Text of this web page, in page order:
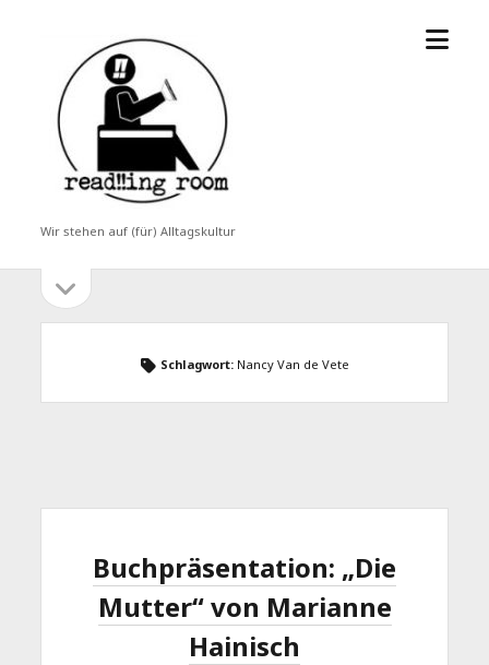
read!!ing
room
Wir stehen auf (für) Alltagskultur
Menü
Seitenleiste
öffnen
Schlagwort: Nancy Van de Vete
Buchpräsentation: „Die
Mutter“ von Marianne
Hainisch